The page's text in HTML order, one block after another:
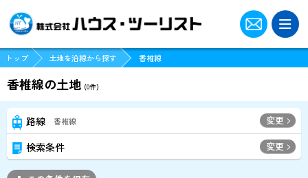
ツーリストクラブに登録
ログイン
パスワードをお忘れの方はこちら
現地販売会･オープンハウス物件一覧
トップ 土地を沿線から探す 香椎線
香椎線の土地 (0件)
路線 香椎線 変更
検索条件 変更